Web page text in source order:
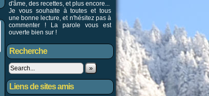
d'âme, des recettes, et plus encore...
Je vous souhaite à toutes et tous
une bonne lecture, et n'hésitez pas à
commenter ! La parole vous est
ouverte bien sur !
Recherche
»
Liens de sites amis